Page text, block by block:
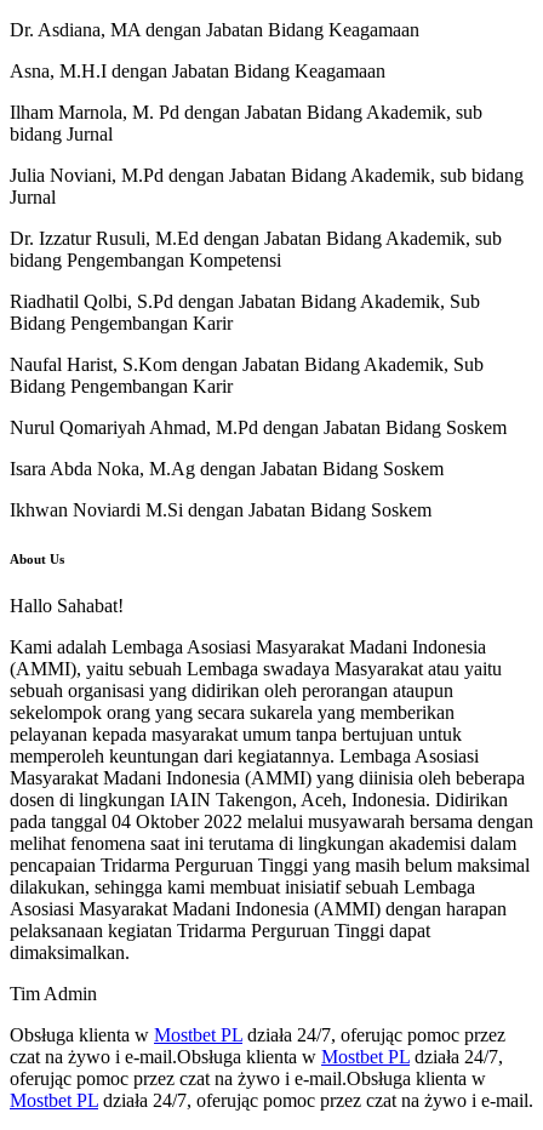
Dr. Asdiana, MA dengan Jabatan Bidang Keagamaan
Asna, M.H.I dengan Jabatan Bidang Keagamaan
Ilham Marnola, M. Pd dengan Jabatan Bidang Akademik, sub
bidang Jurnal
Julia Noviani, M.Pd dengan Jabatan Bidang Akademik, sub bidang
Jurnal
Dr. Izzatur Rusuli, M.Ed dengan Jabatan Bidang Akademik, sub
bidang Pengembangan Kompetensi
Riadhatil Qolbi, S.Pd dengan Jabatan Bidang Akademik, Sub
Bidang Pengembangan Karir
Naufal Harist, S.Kom dengan Jabatan Bidang Akademik, Sub
Bidang Pengembangan Karir
Nurul Qomariyah Ahmad, M.Pd dengan Jabatan Bidang Soskem
Isara Abda Noka, M.Ag dengan Jabatan Bidang Soskem
Ikhwan Noviardi M.Si dengan Jabatan Bidang Soskem
About Us
Hallo Sahabat!
Kami adalah Lembaga Asosiasi Masyarakat Madani Indonesia
(AMMI), yaitu sebuah Lembaga swadaya Masyarakat atau yaitu
sebuah organisasi yang didirikan oleh perorangan ataupun
sekelompok orang yang secara sukarela yang memberikan
pelayanan kepada masyarakat umum tanpa bertujuan untuk
memperoleh keuntungan dari kegiatannya. Lembaga Asosiasi
Masyarakat Madani Indonesia (AMMI) yang diinisia oleh beberapa
dosen di lingkungan IAIN Takengon, Aceh, Indonesia. Didirikan
pada tanggal 04 Oktober 2022 melalui musyawarah bersama dengan
melihat fenomena saat ini terutama di lingkungan akademisi dalam
pencapaian Tridarma Perguruan Tinggi yang masih belum maksimal
dilakukan, sehingga kami membuat inisiatif sebuah Lembaga
Asosiasi Masyarakat Madani Indonesia (AMMI) dengan harapan
pelaksanaan kegiatan Tridarma Perguruan Tinggi dapat
dimaksimalkan.
Tim Admin
Obsługa klienta w Mostbet PL działa 24/7, oferując pomoc przez
czat na żywo i e-mail.Obsługa klienta w Mostbet PL działa 24/7,
oferując pomoc przez czat na żywo i e-mail.Obsługa klienta w
Mostbet PL działa 24/7, oferując pomoc przez czat na żywo i e-mail.